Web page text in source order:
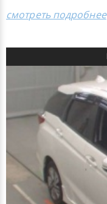
смотреть подробнее